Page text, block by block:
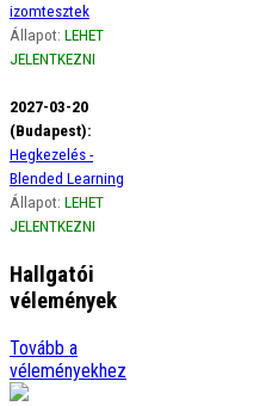
izomtesztek
Állapot: LEHET
JELENTKEZNI
2027-03-20
(Budapest):
Hegkezelés -
Blended Learning
Állapot: LEHET
JELENTKEZNI
Hallgatói
vélemények
Ági
Szeretném szivből jövő
hálámat kifejezni a gerinces
Tovább a
véleményekhez